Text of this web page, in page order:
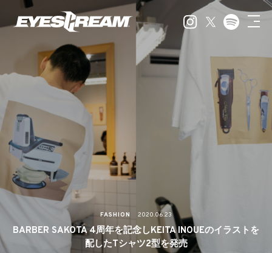
FASHION 2020.06.23
BARBER SAKOTA 4周年を記念しKEITA INOUEのイラストを
配したTシャツ2型を発売